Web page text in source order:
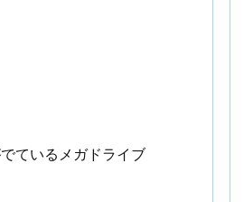
ているメガドライブ